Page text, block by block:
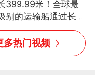
399.99米！全球最
别的运输船通过长江
这一幕，太震撼了！
多热门视频